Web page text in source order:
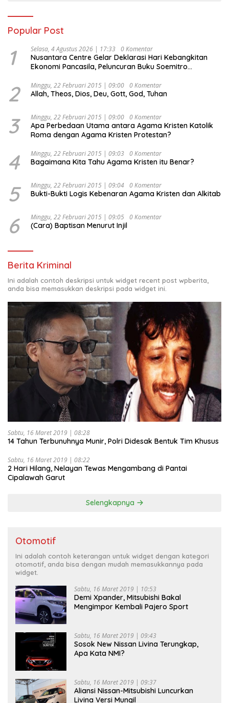
Popular Post
1 Selasa, 4 Agustus 2026 | 17:33 0 Komentar
Nusantara Centre Gelar Deklarasi Hari Kebangkitan
Ekonomi Pancasila, Peluncuran Buku Soemitro
Ekonomi Politik Indonesia) & Simposium Nasional
“Urgensi Undang-Undang Perekonomian Nasional dan
Indonesia Emas 2045”,
2 Minggu, 22 Februari 2015 | 09:00 0 Komentar
Allah, Theos, Dios, Deu, Gott, God, Tuhan
3 Minggu, 22 Februari 2015 | 09:00 0 Komentar
Apa Perbedaan Utama antara Agama Kristen Katolik
Roma dengan Agama Kristen Protestan?
4 Minggu, 22 Februari 2015 | 09:03 0 Komentar
Bagaimana Kita Tahu Agama Kristen itu Benar?
5 Minggu, 22 Februari 2015 | 09:04 0 Komentar
Bukti-Bukti Logis Kebenaran Agama Kristen dan Alkitab
6 Minggu, 22 Februari 2015 | 09:05 0 Komentar
(Cara) Baptisan Menurut Injil
Berita Kriminal
Ini adalah contoh deskripsi untuk widget recent post wpberita,
anda bisa memasukkan deskripsi pada widget ini.
Sabtu, 16 Maret 2019 | 08:28
14 Tahun Terbunuhnya Munir, Polri Didesak Bentuk Tim Khusus
Sabtu, 16 Maret 2019 | 08:22
2 Hari Hilang, Nelayan Tewas Mengambang di Pantai
Cipalawah Garut
Selengkapnya
Otomotif
Ini adalah contoh keterangan untuk widget dengan kategori
otomotif, anda bisa dengan mudah memasukkannya pada
widget.
Sabtu, 16 Maret 2019 | 10:53
Demi Xpander, Mitsubishi Bakal
Mengimpor Kembali Pajero Sport
Sabtu, 16 Maret 2019 | 09:43
Sosok New Nissan Livina Terungkap,
Apa Kata NMI?
Sabtu, 16 Maret 2019 | 09:37
Aliansi Nissan-Mitsubishi Luncurkan
Livina Versi Mungil